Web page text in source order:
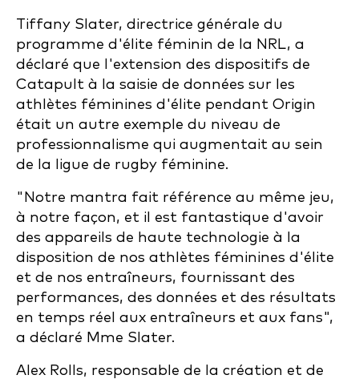
Tiffany Slater, directrice générale du
programme d'élite féminin de la NRL, a
déclaré que l'extension des dispositifs de
Catapult à la saisie de données sur les
athlètes féminines d'élite pendant Origin
était un autre exemple du niveau de
professionnalisme qui augmentait au sein
de la ligue de rugby féminine.
"Notre mantra fait référence au même jeu,
à notre façon, et il est fantastique d'avoir
des appareils de haute technologie à la
disposition de nos athlètes féminines d'élite
et de nos entraîneurs, fournissant des
performances, des données et des résultats
en temps réel aux entraîneurs et aux fans",
a déclaré Mme Slater.
Alex Rolls, responsable de la création et de